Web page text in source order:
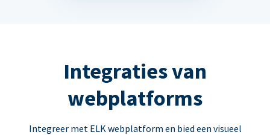
Integraties van
webplatforms
Integreer met ELK webplatform en bied een visueel